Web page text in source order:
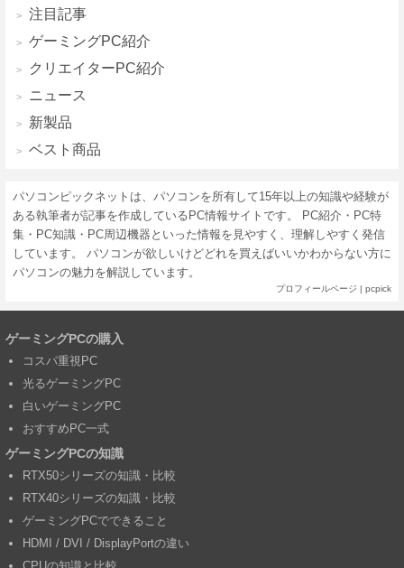
注目記事
ゲーミングPC紹介
クリエイターPC紹介
ニュース
新製品
ベスト商品
パソコンピックネットは、パソコンを所有して15年以上の知識や経験が
ある執筆者が記事を作成しているPC情報サイトです。 PC紹介・PC特
集・PC知識・PC周辺機器といった情報を見やすく、理解しやすく発信
しています。 パソコンが欲しいけどどれを買えばいいかわからない方に
パソコンの魅力を解説しています。
プロフィールページ | pcpick
ゲーミングPCの購入
コスパ重視PC
光るゲーミングPC
白いゲーミングPC
おすすめPC一式
ゲーミングPCの知識
RTX50シリーズの知識・比較
RTX40シリーズの知識・比較
ゲーミングPCでできること
HDMI / DVI / DisplayPortの違い